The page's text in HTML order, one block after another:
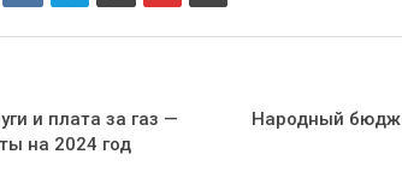
и плата за газ —
на 2024 год
Народный